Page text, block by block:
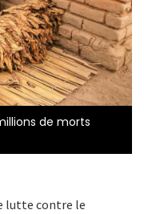
de morts
lutte contre le